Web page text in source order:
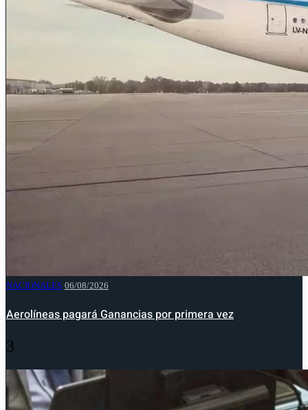
NACIONALES 06/08/2026
Aerolíneas pagará Ganancias por primera vez
3